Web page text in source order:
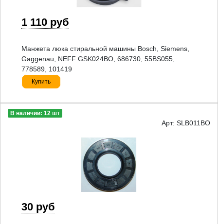
1 110 руб
Манжета люка стиральной машины Bosch, Siemens,
Gaggenau, NEFF GSK024BO, 686730, 55BS055,
778589, 101419
Купить
В наличии: 12 шт
Арт: SLB011BO
30 руб